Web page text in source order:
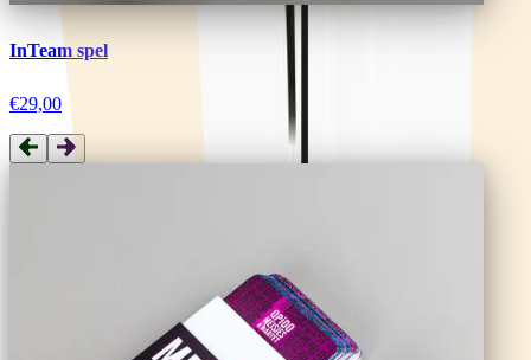
InTeam spel
€29,00